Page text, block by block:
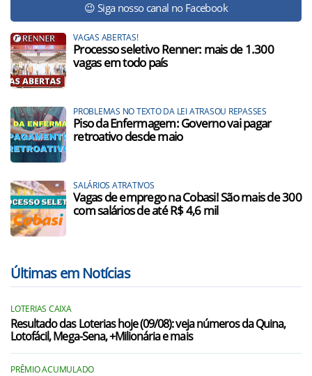
😉 Siga nosso canal no Facebook
VAGAS ABERTAS!
Processo seletivo Renner: mais de 1.300
vagas em todo país
PROBLEMAS NO TEXTO DA LEI ATRASOU REPASSES
Piso da Enfermagem: Governo vai pagar
retroativo desde maio
SALÁRIOS ATRATIVOS
Vagas de emprego na Cobasi! São mais de 300
com salários de até R$ 4,6 mil
Últimas em Notícias
LOTERIAS CAIXA
Resultado das Loterias hoje (09/08): veja números da Quina,
Lotofácil, Mega-Sena, +Milionária e mais
PRÊMIO ACUMULADO